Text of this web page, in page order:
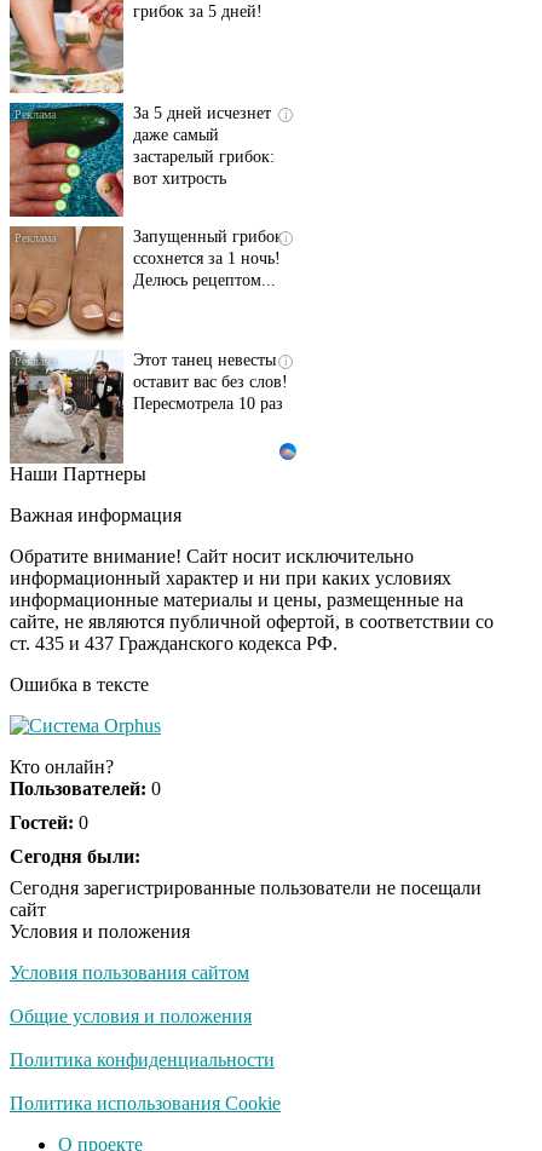
грибок за 5 дней!
i
За 5 дней исчезнет
даже самый
застарелый грибок:
вот хитрость
i
Запущенный грибок
ссохнется за 1 ночь!
Делюсь рецептом...
i
Этот танец невесты
оставит вас без слов!
Пересмотрела 10 раз
Ролик длится пару
шоке от увиденного
i
Ролик из Омска: вы
будете смеяться долго
Ржу не переставая, это
Скрытая камера на
люди вытворяют, когда
Ролик длится
смеяться вы будете
Королева вагона
оставит равнодушным
Наши Партнеры
Важная информация
Обратите внимание! Сайт носит исключительно
информационный характер и ни при каких условиях
информационные материалы и цены, размещенные на
сайте, не являются публичной офертой, в соответствии со
ст. 435 и 437 Гражданского кодекса РФ.
Ошибка в тексте
Кто онлайн?
Пользователей: 0
Гостей: 0
Сегодня были:
Сегодня зарегистрированные пользователи не посещали
сайт
Условия и положения
Условия пользования сайтом
Общие условия и положения
Политика конфиденциальности
Политика использования Cookie
О проекте